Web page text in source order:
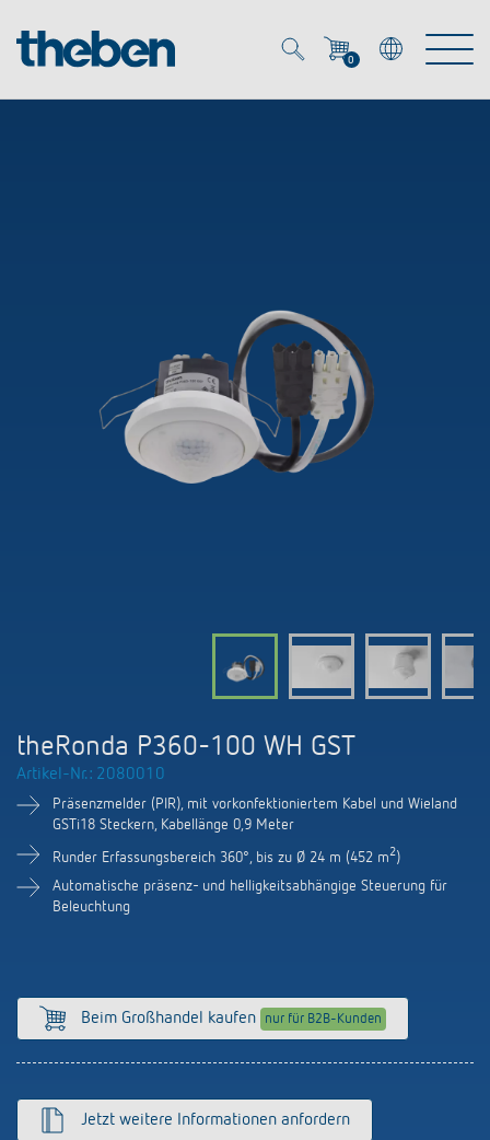
0
Smart Home
DALI
Präsenzmelder & Bewegungsmelder
Ansprechpartner OEM
OEM-Referenzen
Zeit- und Lichtsteuerung
DALI-2 Lichtsteuerung
Apps
Referenzen
HEMS
Downloads
Konformitätserklärungen
Unternehmen
Nachhaltigkeit
Engagement
Design
Historie
Technischer Support
Vertrieb Deutschland
Vertrieb Weltweit
Ansprechpartner OEM
LUXORliving
theRonda P360-100 WH GST
Artikel-Nr.: 2080010
Präsenzmelder (PIR), mit vorkonfektioniertem Kabel und Wieland
GSTi18 Steckern, Kabellänge 0,9 Meter
Runder Erfassungsbereich 360°, bis zu Ø 24 m (452 m2)
Automatische präsenz- und helligkeitsabhängige Steuerung für
Beleuchtung
Beim Großhandel kaufen nur für B2B-Kunden
Jetzt weitere Informationen anfordern